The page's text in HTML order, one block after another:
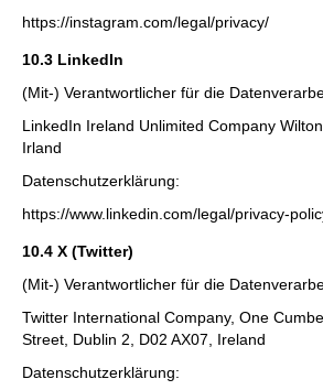
https://instagram.com/legal/privacy/
10.3 LinkedIn
(Mit-) Verantwortlicher für die
LinkedIn Ireland Unlimited Company
Irland
Datenschutzerklärung:
https://www.linkedin.com/legal/privacy-
10.4 X (Twitter)
(Mit-) Verantwortlicher für die
Twitter International Company, One
Street, Dublin 2, D02 AX07, Ireland
Datenschutzerklärung: